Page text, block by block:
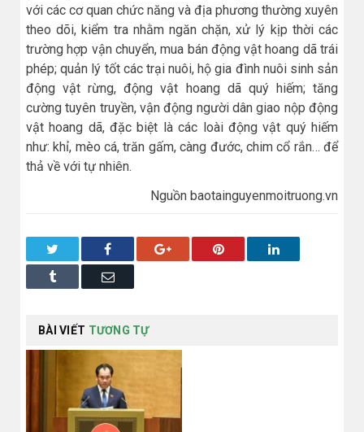
với các cơ quan chức năng và địa phương thường xuyên
theo dõi, kiểm tra nhằm ngăn chặn, xử lý kịp thời các
trường hợp vận chuyển, mua bán động vật hoang dã trái
phép; quản lý tốt các trại nuôi, hộ gia đình nuôi sinh sản
động vật rừng, động vật hoang dã quý hiếm; tăng
cường tuyên truyền, vận động người dân giao nộp động
vật hoang dã, đặc biệt là các loài động vật quý hiếm
như: khỉ, mèo cá, trăn gấm, càng đước, chim cổ rắn… để
thả về với tự nhiên.
Nguồn baotainguyenmoitruong.vn
Facebook Google+ Pinterest LinkedIn
Tumblr Email
BÀI VIẾT TƯƠNG TỰ